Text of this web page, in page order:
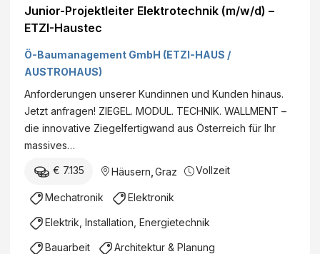
Junior-Projektleiter Elektrotechnik (m/w/d) –
ETZI-Haustec
Ö-Baumanagement GmbH (ETZI-HAUS /
AUSTROHAUS)
Anforderungen unserer Kundinnen und Kunden hinaus.
Jetzt anfragen! ZIEGEL. MODUL. TECHNIK. WALLMENT –
die innovative Ziegelfertigwand aus Österreich für Ihr
massives…
€ 7.135 Häusern Graz Vollzeit
Mechatronik Elektronik
Elektrik, Installation, Energietechnik
Bauarbeit Architektur & Planung